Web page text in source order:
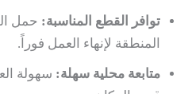
توافر القطع المناسبة: حمل
المنطقة لإنهاء العمل فوراً.
متابعة محلية سهلة: سهولة